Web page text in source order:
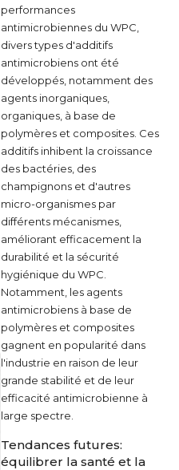
performances
antimicrobiennes du WPC,
divers types d'additifs
antimicrobiens ont été
développés, notamment des
agents inorganiques,
organiques, à base de
polymères et composites. Ces
additifs inhibent la croissance
des bactéries, des
champignons et d'autres
micro-organismes par
différents mécanismes,
améliorant efficacement la
durabilité et la sécurité
hygiénique du WPC.
Notamment, les agents
antimicrobiens à base de
polymères et composites
gagnent en popularité dans
l'industrie en raison de leur
grande stabilité et de leur
efficacité antimicrobienne à
large spectre.
Tendances futures:
équilibrer la santé et la